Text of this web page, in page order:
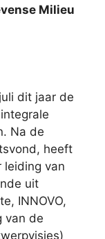
Milieu
dit jaar de
Na de
heeft
leiding van
uit
INNOVO,
van de